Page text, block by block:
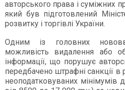
авторського права і суміжних
який був підготовлений
розвитку і торгівлі України.
Одним із головних
можливість видалення або
інформації, що порушує
передбачено штрафні санкції в
неоподатковуваних мінімумів